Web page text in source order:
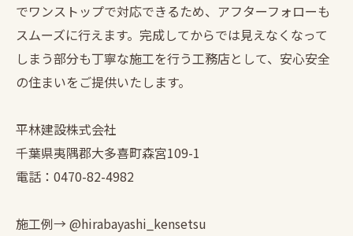
でワンストップで対応できるため、アフターフォローも
スムーズに行えます。完成してからでは見えなくなって
しまう部分も丁寧な施工を行う工務店として、安心安全
の住まいをご提供いたします。
平林建設株式会社
千葉県夷隅郡大多喜町森宮109-1
電話：0470-82-4982
施工例→ @hirabayashi_kensetsu